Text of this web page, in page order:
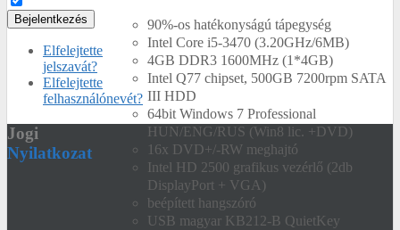
90%-os hatékonyságú tápegység
Intel Core i5-3470 (3.20GHz/6MB)
4GB DDR3 1600MHz (1*4GB)
Intel Q77 chipset, 500GB 7200rpm SATA
III HDD
64bit Windows 7 Professional
HUN/ENG/RUS (Win8 lic. +DVD)
16x DVD+/-RW meghajtó
Intel HD 2500 grafikus vezérlő (2db
DisplayPort + VGA)
beépített hangszóró
USB magyar KB212-B QuietKey
Bejelentkezés
Elfelejtette
jelszavát?
Elfelejtette
felhasználónevét?
Jogi
Nyilatkozat